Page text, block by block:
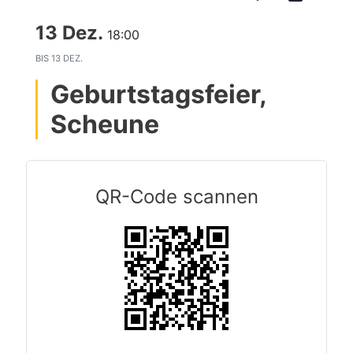
13 Dez. 18:00
BIS 13 DEZ.
Geburtstagsfeier,
Scheune
QR-Code scannen